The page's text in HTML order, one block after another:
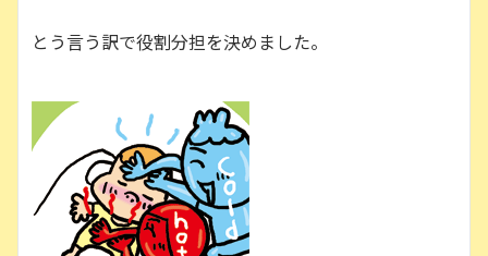
とう言う訳で役割分担を決めました。